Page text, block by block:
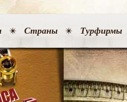
Страны Турфирмы